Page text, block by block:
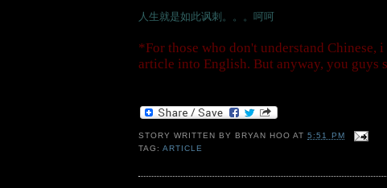
人生就是如此讽刺。。。呵呵
*For those who don't understand Chinese,
article into English. But anyway, you guys
STORY WRITTEN BYBRYAN HOO AT5:51 PM
TAG:ARTICLE